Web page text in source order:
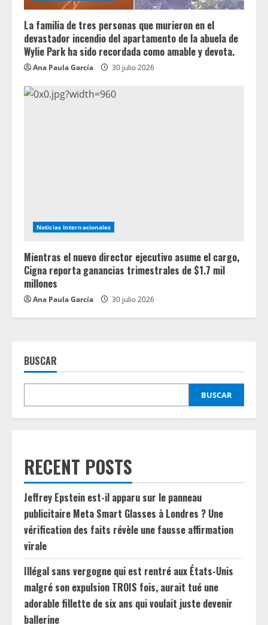
La familia de tres personas que murieron en el
devastador incendio del apartamento de la abuela de
Wylie Park ha sido recordada como amable y devota.
Ana Paula García 30 julio 2026
Noticias Internacionales
Mientras el nuevo director ejecutivo asume el cargo,
Cigna reporta ganancias trimestrales de $1.7 mil
millones
Ana Paula García 30 julio 2026
BUSCAR
BUSCAR
RECENT POSTS
Jeffrey Epstein est-il apparu sur le panneau
publicitaire Meta Smart Glasses à Londres ? Une
vérification des faits révèle une fausse affirmation
virale
Illégal sans vergogne qui est rentré aux États-Unis
malgré son expulsion TROIS fois, aurait tué une
adorable fillette de six ans qui voulait juste devenir
ballerine